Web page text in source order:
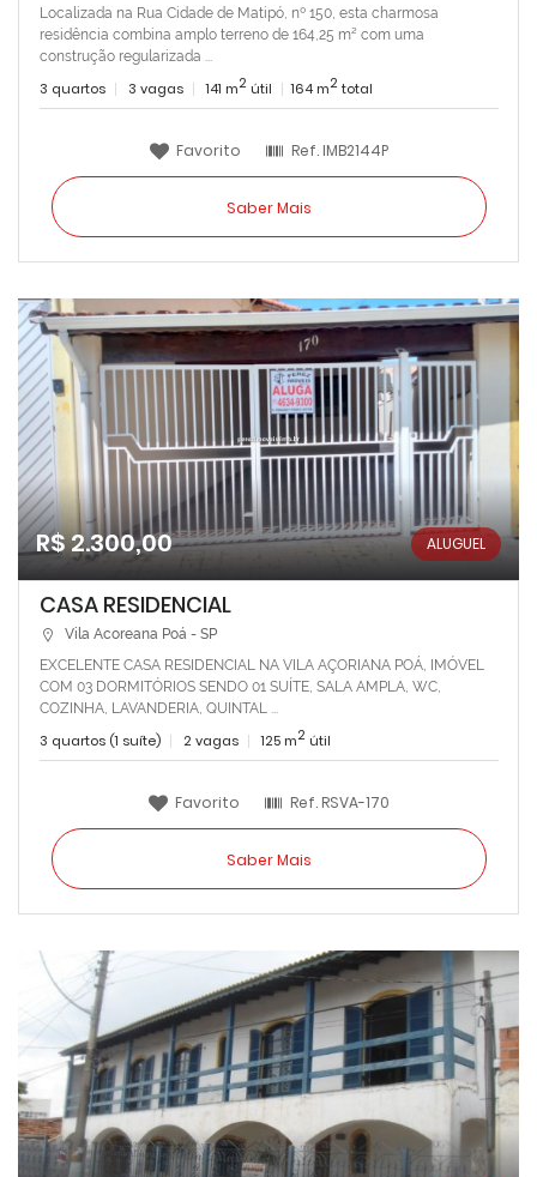
Localizada na Rua Cidade de Matipó, nº 150, esta charmosa
residência combina amplo terreno de 164,25 m² com uma
construção regularizada ...
3 quartos 3 vagas 141 m2 útil 164 m2 total
Favorito Ref. IMB2144P
Saber Mais
R$ 2.300,00 ALUGUEL
CASA RESIDENCIAL
Vila Acoreana Poá - SP
EXCELENTE CASA RESIDENCIAL NA VILA AÇORIANA POÁ, IMÓVEL
COM 03 DORMITÓRIOS SENDO 01 SUÍTE, SALA AMPLA, WC,
COZINHA, LAVANDERIA, QUINTAL ...
3 quartos (1 suíte) 2 vagas 125 m2 útil
Favorito Ref. RSVA-170
Saber Mais